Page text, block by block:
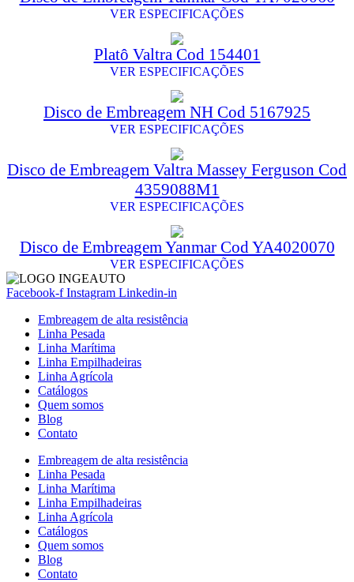
VER ESPECIFICAÇÕES
Platô Valtra Cod 154401
VER ESPECIFICAÇÕES
Disco de Embreagem NH Cod 5167925
VER ESPECIFICAÇÕES
Disco de Embreagem Valtra Massey Ferguson Cod
4359088M1
VER ESPECIFICAÇÕES
Disco de Embreagem Yanmar Cod YA4020070
VER ESPECIFICAÇÕES
Facebook-f Instagram Linkedin-in
Embreagem de alta resistência
Linha Pesada
Linha Marítima
Linha Empilhadeiras
Linha Agrícola
Catálogos
Quem somos
Blog
Contato
Embreagem de alta resistência
Linha Pesada
Linha Marítima
Linha Empilhadeiras
Linha Agrícola
Catálogos
Quem somos
Blog
Contato